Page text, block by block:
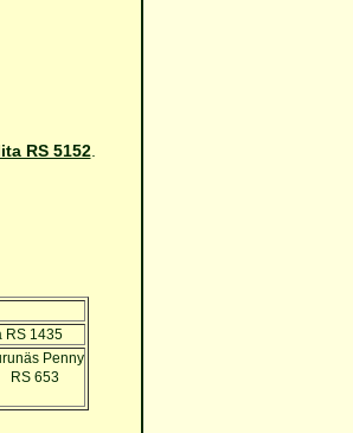
RS 5152.
RS 1435
Penny
RS 653